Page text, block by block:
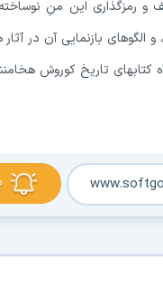
و رمزگذاری این منِ
بازنمایی آن در
کتابهای تاریخ کوروش